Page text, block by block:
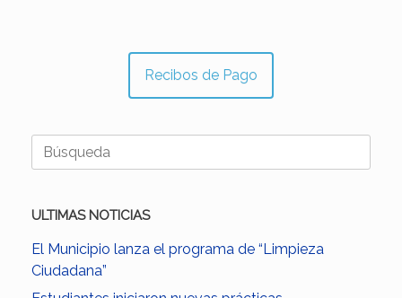
Recibos de Pago
Buscar:
ULTIMAS NOTICIAS
El Municipio lanza el programa de “Limpieza
Ciudadana”